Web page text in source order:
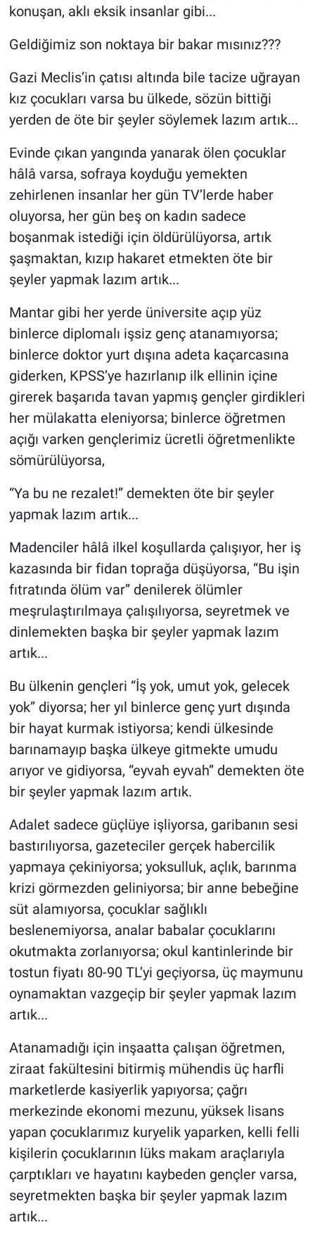
konuşan, aklı eksik insanlar gibi...
Geldiğimiz son noktaya bir bakar mısınız???
Gazi Meclis’in çatısı altında bile tacize uğrayan
kız çocukları varsa bu ülkede, sözün bittiği
yerden de öte bir şeyler söylemek lazım artık...
Evinde çıkan yangında yanarak ölen çocuklar
hâlâ varsa, sofraya koyduğu yemekten
zehirlenen insanlar her gün TV’lerde haber
oluyorsa, her gün beş on kadın sadece
boşanmak istediği için öldürülüyorsa, artık
şaşmaktan, kızıp hakaret etmekten öte bir
şeyler yapmak lazım artık...
Mantar gibi her yerde üniversite açıp yüz
binlerce diplomalı işsiz genç atanamıyorsa;
binlerce doktor yurt dışına adeta kaçarcasına
giderken, KPSS’ye hazırlanıp ilk ellinin içine
girerek başarıda tavan yapmış gençler girdikleri
her mülakatta eleniyorsa; binlerce öğretmen
açığı varken gençlerimiz ücretli öğretmenlikte
sömürülüyorsa,
“Ya bu ne rezalet!” demekten öte bir şeyler
yapmak lazım artık...
Madenciler hâlâ ilkel koşullarda çalışıyor, her iş
kazasında bir fidan toprağa düşüyorsa, “Bu işin
fıtratında ölüm var” denilerek ölümler
meşrulaştırılmaya çalışılıyorsa, seyretmek ve
dinlemekten başka bir şeyler yapmak lazım
artık...
Bu ülkenin gençleri “İş yok, umut yok, gelecek
yok” diyorsa; her yıl binlerce genç yurt dışında
bir hayat kurmak istiyorsa; kendi ülkesinde
barınamayıp başka ülkeye gitmekte umudu
arıyor ve gidiyorsa, “eyvah eyvah” demekten öte
bir şeyler yapmak lazım artık.
Adalet sadece güçlüye işliyorsa, garibanın sesi
bastırılıyorsa, gazeteciler gerçek habercilik
yapmaya çekiniyorsa; yoksulluk, açlık, barınma
krizi görmezden geliniyorsa; bir anne bebeğine
süt alamıyorsa, çocuklar sağlıklı
beslenemiyorsa, analar babalar çocuklarını
okutmakta zorlanıyorsa; okul kantinlerinde bir
tostun fiyatı 80-90 TL’yi geçiyorsa, üç maymunu
oynamaktan vazgeçip bir şeyler yapmak lazım
artık...
Atanamadığı için inşaatta çalışan öğretmen,
ziraat fakültesini bitirmiş mühendis üç harfli
marketlerde kasiyerlik yapıyorsa; çağrı
merkezinde ekonomi mezunu, yüksek lisans
yapan çocuklarımız kuryelik yaparken, kelli felli
kişilerin çocuklarının lüks makam araçlarıyla
çarptıkları ve hayatını kaybeden gençler varsa,
seyretmekten başka bir şeyler yapmak lazım
artık...